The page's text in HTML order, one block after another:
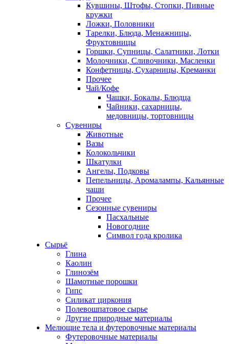
Кувшины, Штофы, Стопки, Пивные
кружки
Ложки, Половники
Тарелки, Блюда, Менажницы,
Фруктовницы
Горшки, Супницы, Салатники, Лотки
Молочники, Сливочники, Масленки
Конфетницы, Сухарницы, Креманки
Прочее
Чай/Кофе
Чашки, Бокалы, Блюдца
Чайники, сахарницы,
медовницы, тортовницы
Сувениры
Животные
Вазы
Колокольчики
Шкатулки
Ангелы, Подковы
Пепельницы, Аромалампы, Кальянные
чаши
Прочее
Сезонные сувениры
Пасхальные
Новогодние
Символ года кролика
Сырьё
Глина
Каолин
Глинозём
Шамотные порошки
Гипс
Силикат циркония
Полевошпатовое сырье
Другие природные материалы
Мелющие тела и футеровочные материалы
Футеровочные материалы